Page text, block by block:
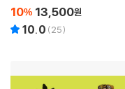
10% 13,500원
10.0 (25)